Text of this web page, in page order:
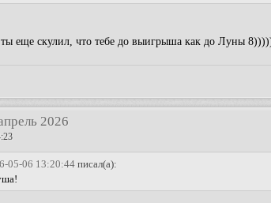
ты еще скулил, что тебе до выигрыша как до Луны
2026
05-06 13:20:44 писал(а):